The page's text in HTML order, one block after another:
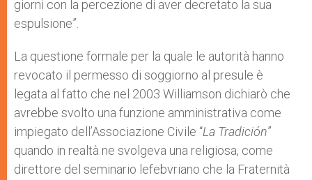
giorni con la percezione di aver decretato la sua
espulsione”.
La questione formale per la quale le autorità hanno
revocato il permesso di soggiorno al presule è
legata al fatto che nel 2003 Williamson dichiarò che
avrebbe svolto una funzione amministrativa come
impiegato dell’Associazione Civile “La Tradición”
quando in realtà ne svolgeva una religiosa, come
direttore del seminario lefebvriano che la Fraternità